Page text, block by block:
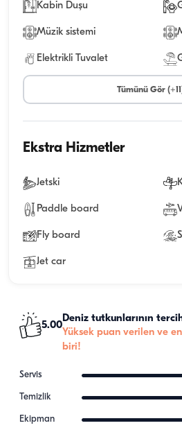
Kabin Duşu
Müzik sistemi
Elektrikli Tuvalet
Tümünü Gör
Ekstra Hizmetler
Jetski
Paddle board
Fly board
Jet car
5.00
Deniz tutkunlarının
Yüksek puan verilen ve
biri!
Servis
Temizlik
Ekipman